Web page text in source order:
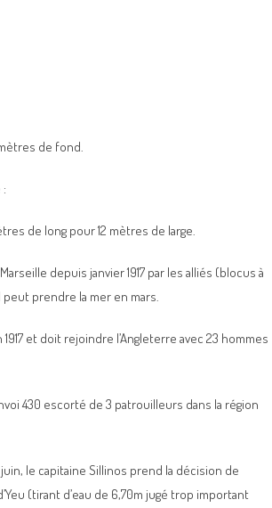
de fond.
de long pour 12 mètres de large.
depuis janvier 1917 par les alliés (blocus à
peut prendre la mer en mars.
1917 et doit rejoindre l’Angleterre avec 23 hommes
430 escorté de 3 patrouilleurs dans la région
le capitaine Sillinos prend la décision de
(tirant d’eau de 6,70m jugé trop important